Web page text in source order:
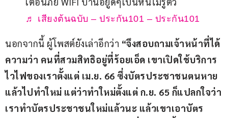
♬ เสียงต้นฉบับ – ประกัน101 – ประกัน101
นอกจากนี้ ผู้โพสต์ยังเล่าอีกว่า “จึงสอบถามเจ้าหน้าที่ได้
ความว่า คนที่สวมสิทธิอยู่ที่ร้อยเอ็ด เขาเปิดใช้บริการ
ไวไฟของเราตั้งแต่ เม.ย. 66 ซึ่งบัตรประชาชนตนหาย
แล้วไปทำใหม่ แต่ว่าทำใหม่ตั้งแต่ ก.ย. 65 ก็แปลกใจว่า
เราทำบัตรประชาชนใหม่แล้วนะ แล้วเขาเอาบัตร